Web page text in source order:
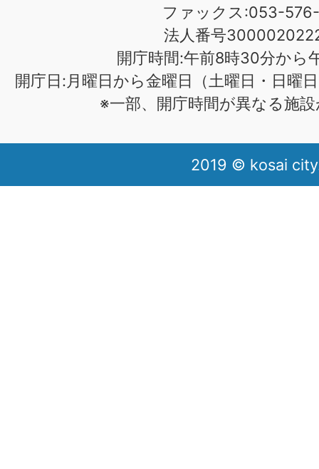
ファックス:053-576-
法人番号
開庁時間:午前8時30分から
開庁日:月曜日から金曜日（土曜日・日曜
※一部、開庁時間が異なる施
2019 © kosai